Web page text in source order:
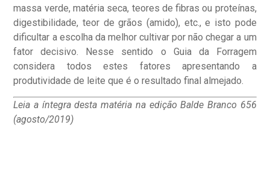
massa verde, matéria seca, teores de fibras ou proteínas,
digestibilidade, teor de grãos (amido), etc., e isto pode
dificultar a escolha da melhor cultivar por não chegar a um
fator decisivo. Nesse sentido o Guia da Forragem
considera todos estes fatores apresentando a
produtividade de leite que é o resultado final almejado.
Leia a íntegra desta matéria na edição Balde Branco 656
(agosto/2019)